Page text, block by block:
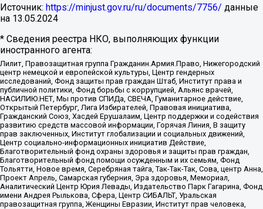
Источник: https://minjust.gov.ru/ru/documents/7756/ данные
на 13.05.2024
* Сведения реестра НКО, выполняющих функции
иностранного агента:
Лилит, Правозащитная группа Гражданин.Армия.Право, Нижегородский
центр немецкой и европейской культуры, Центр гендерных
исследований, Фонд защиты прав граждан Штаб, Институт права и
публичной политики, Фонд борьбы с коррупцией, Альянс врачей,
НАСИЛИЮ.НЕТ, Мы против СПИДа, СВЕЧА, Гуманитарное действие,
Открытый Петербург, Лига Избирателей, Правовая инициатива,
Гражданский Союз, Хасдей Ерушалаим, Центр поддержки и содействия
развитию средств массовой информации, Горячая Линия, В защиту
прав заключенных, Институт глобализации и социальных движений,
Центр социально-информационных инициатив Действие,
Благотворительный фонд охраны здоровья и защиты прав граждан,
Благотворительный фонд помощи осужденным и их семьям, Фонд
Тольятти, Новое время, Серебряная тайга, Так-Так-Так, Сова, центр Анна,
Проект Апрель, Самарская губерния, Эра здоровья, Мемориал,
Аналитический Центр Юрия Левады, Издательство Парк Гагарина, Фонд
имени Андрея Рылькова, Сфера, Центр СИБАЛЬТ, Уральская
правозащитная группа, Женщины Евразии, Институт прав человека,